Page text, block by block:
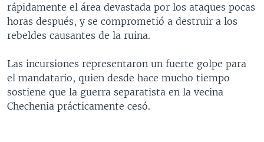
EL MUNDO AL DÍA [RADIO]
FORO [RADIO]
NOTA ECONÓMICA
ENTRETENIMIENTO
SÍGANOS
Idiomas
rápidamente el área devastada por los ataques pocas
horas después, y se comprometió a destruir a los
rebeldes causantes de la ruina.
Las incursiones representaron un fuerte golpe para
el mandatario, quien desde hace mucho tiempo
sostiene que la guerra separatista en la vecina
Chechenia prácticamente cesó.